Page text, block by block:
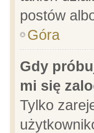
postów
Góra
Gdy
mi się
Tylko